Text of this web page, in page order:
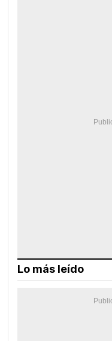
Lo más leído